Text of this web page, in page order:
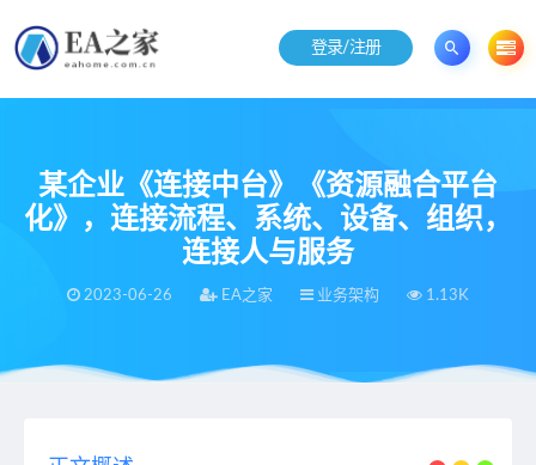
登录/注册
某企业《连接中台》《资源融合平台
化》，连接流程、系统、设备、组织，
连接人与服务
2023-06-26 EA之家 业务架构 1.13K
当前位置： 某企业《连接中台》《资源融合平台化》，连接流程、系统、设备、组织，连接人与服务